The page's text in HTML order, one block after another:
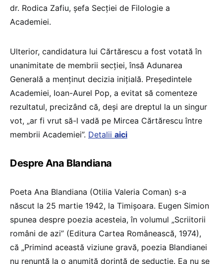
dr. Rodica Zafiu, șefa Secției de Filologie a
Academiei.
Ulterior, candidatura lui Cărtărescu a fost votată în
unanimitate de membrii secției, însă Adunarea
Generală a menținut decizia inițială. Președintele
Academiei, Ioan-Aurel Pop, a evitat să comenteze
rezultatul, precizând că, deși are dreptul la un singur
vot, „ar fi vrut să-l vadă pe Mircea Cărtărescu între
membrii Academiei”. Detalii aici
Despre Ana Blandiana
Poeta Ana Blandiana (Otilia Valeria Coman) s-a
născut la 25 martie 1942, la Timişoara. Eugen Simion
spunea despre poezia acesteia, în volumul „Scriitorii
români de azi” (Editura Cartea Românească, 1974),
că „Primind această viziune gravă, poezia Blandianei
nu renunţă la o anumită dorinţă de seducţie. Ea nu se